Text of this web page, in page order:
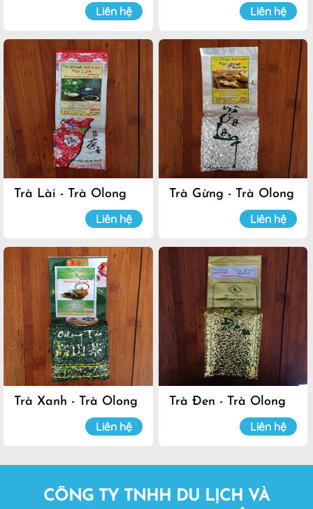
Liên hệ Liên hệ
Trà Lài - Trà Olong
Liên hệ
Trà Gừng - Trà Olong
Liên hệ
Trà Xanh - Trà Olong
Liên hệ
Trà Đen - Trà Olong
Liên hệ
CÔNG TY TNHH DU LỊCH VÀ